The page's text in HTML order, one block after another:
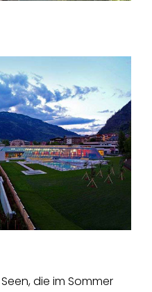
die im Sommer